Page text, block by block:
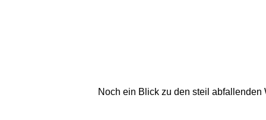
Noch ein Blick zu den steil